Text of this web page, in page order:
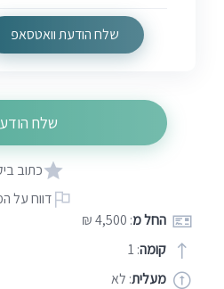
החל מ: 4,500 ₪
קומה: 1
מעלית: לא
שלח הודעת וואטסאפ
שלח
כתוב
דווח על